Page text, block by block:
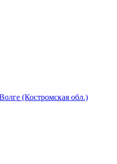
(Костромская обл.)